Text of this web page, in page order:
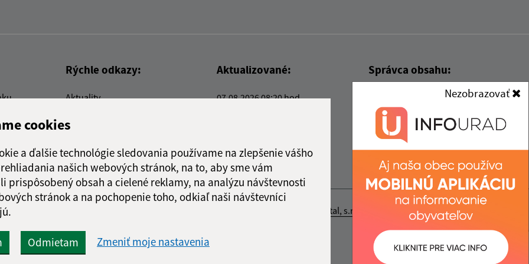
cookies
a ďalšie technológie sledovania používame na zlepšenie vášho
našich webových stránok, na to, aby sme vám
prispôsobený obsah a cielené reklamy, na analýzu návštevnosti
stránok a na pochopenie toho, odkiaľ naši návštevníci
Odmietam Zmeniť moje nastavenia
Nezobrazovať
Rýchle odkazy:
Aktuality
E-služby
Triedenie odpadu
Aktualizované:
07.08.2026 08:20 hod.
Správca obsahu:
Správca obsahu je Obec Kysak.
Vytvorené v súlade s
dizajn manuálom elektronických
služieb.
spoločnosť webex.digital, s.r.o.
Technický prevádzkovateľ: